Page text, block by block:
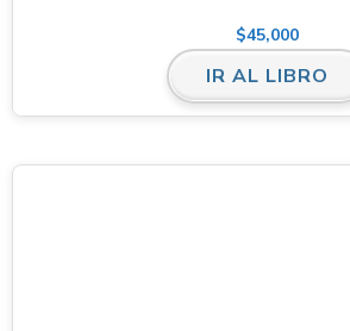
$45,000
IR AL LIBRO